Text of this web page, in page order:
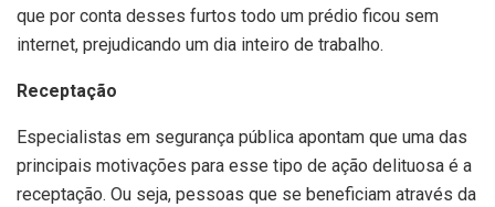
que por conta desses furtos todo um prédio ficou sem
internet, prejudicando um dia inteiro de trabalho.
Receptação
Especialistas em segurança pública apontam que uma das
principais motivações para esse tipo de ação delituosa é a
receptação. Ou seja, pessoas que se beneficiam através da